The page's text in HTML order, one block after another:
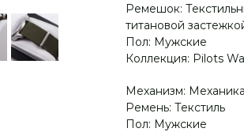
Ремешок:
титановой
Пол: Мужские
Коллекция: Pilots
Механизм: Механика
Ремень: Текстиль
Пол: Мужские